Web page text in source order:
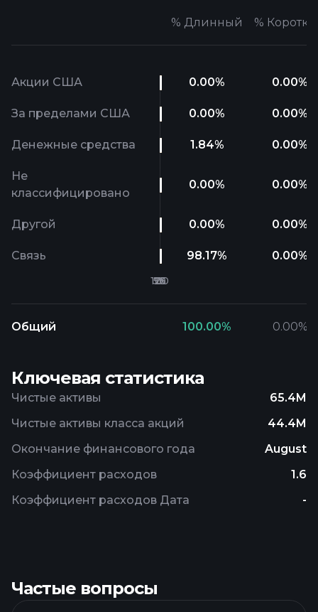
Ключевая статистика
Чистые активы
65.4M
Чистые активы класса акций
44.4M
Окончание финансового года
August
Коэффициент расходов
1.6
Коэффициент расходов Дата
-
% Длинный %
Акции США 0.00% 0.00%
За пределами США 0.00% 0.00%
Денежные средства 1.84% 0.00%
Не
классифицировано
0.00% 0.00%
Другой 0.00% 0.00%
Связь 98.17% 0.00%
Общий 100.00% 0.00%
Частые вопросы